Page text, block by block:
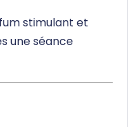
stimulant et
une séance